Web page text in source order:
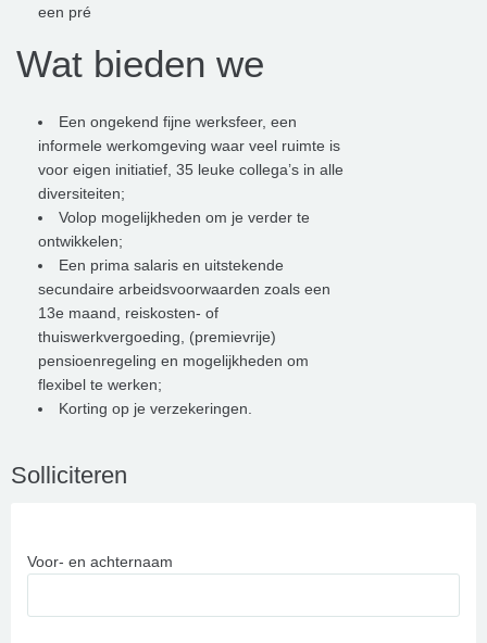
een pré
Wat bieden we
Een ongekend fijne werksfeer, een
informele werkomgeving waar veel ruimte is
voor eigen initiatief, 35 leuke collega’s in alle
diversiteiten;
Volop mogelijkheden om je verder te
ontwikkelen;
Een prima salaris en uitstekende
secundaire arbeidsvoorwaarden zoals een
13e maand, reiskosten- of
thuiswerkvergoeding, (premievrije)
pensioenregeling en mogelijkheden om
flexibel te werken;
Korting op je verzekeringen.
Solliciteren
Voor- en achternaam